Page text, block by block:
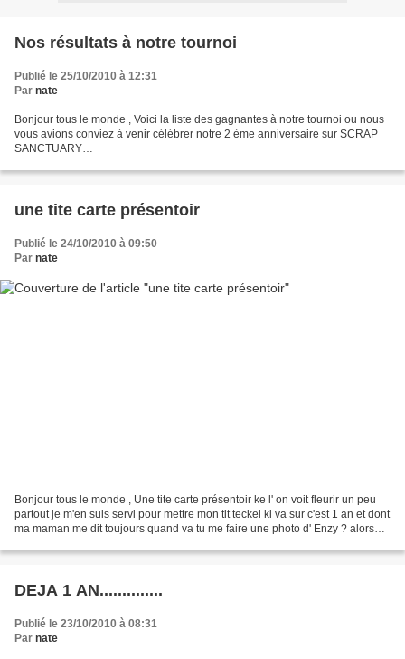
Nos résultats à notre tournoi
Publié le 25/10/2010 à 12:31
Par nate
Bonjour tous le monde , Voici la liste des gagnantes à notre tournoi ou nous
vous avions conviez à venir célébrer notre 2 ème anniversaire sur SCRAP
SANCTUARY
sponsors et les gentes...
une tite carte présentoir
Publié le 24/10/2010 à 09:50
Par nate
Bonjour tous le monde , Une tite carte présentoir ke l' on voit fleurir un peu
partout je m'en suis servi pour mettre mon tit teckel ki va sur c'est 1 an et dont
ma maman me dit toujours quand va tu me faire une photo d' Enzy ? alors
DEJA 1 AN..............
Publié le 23/10/2010 à 08:31
Par nate